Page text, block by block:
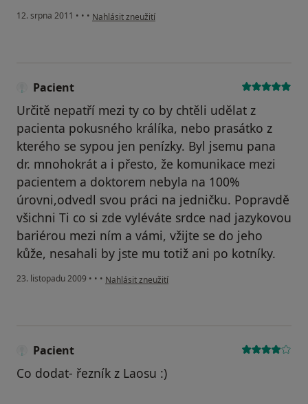
12. srpna 2011 • • • podle názoru uživatele Pacient
Nahlásit zneužití
Pacient
Určitě nepatří mezi ty co by chtěli udělat z
pacienta pokusného králíka, nebo prasátko z
kterého se sypou jen penízky. Byl jsemu pana
dr. mnohokrát a i přesto, že komunikace mezi
pacientem a doktorem nebyla na 100%
úrovni,odvedl svou práci na jedničku. Popravdě
všichni Ti co si zde vyléváte srdce nad jazykovou
bariérou mezi ním a vámi, vžijte se do jeho
kůže, nesahali by jste mu totiž ani po kotníky.
23. listopadu 2009 • • • podle názoru uživatele Pacient
Nahlásit zneužití
Pacient
Co dodat- řezník z Laosu :)